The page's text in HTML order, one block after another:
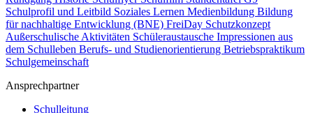
Schulprofil und Leitbild Soziales Lernen Medienbildung Bildung
für nachhaltige Entwicklung (BNE) FreiDay Schutzkonzept
Außerschulische Aktivitäten Schüleraustausche Impressionen aus
dem Schulleben Berufs- und Studienorientierung Betriebspraktikum
Schulgemeinschaft
Ansprechpartner
Schulleitung